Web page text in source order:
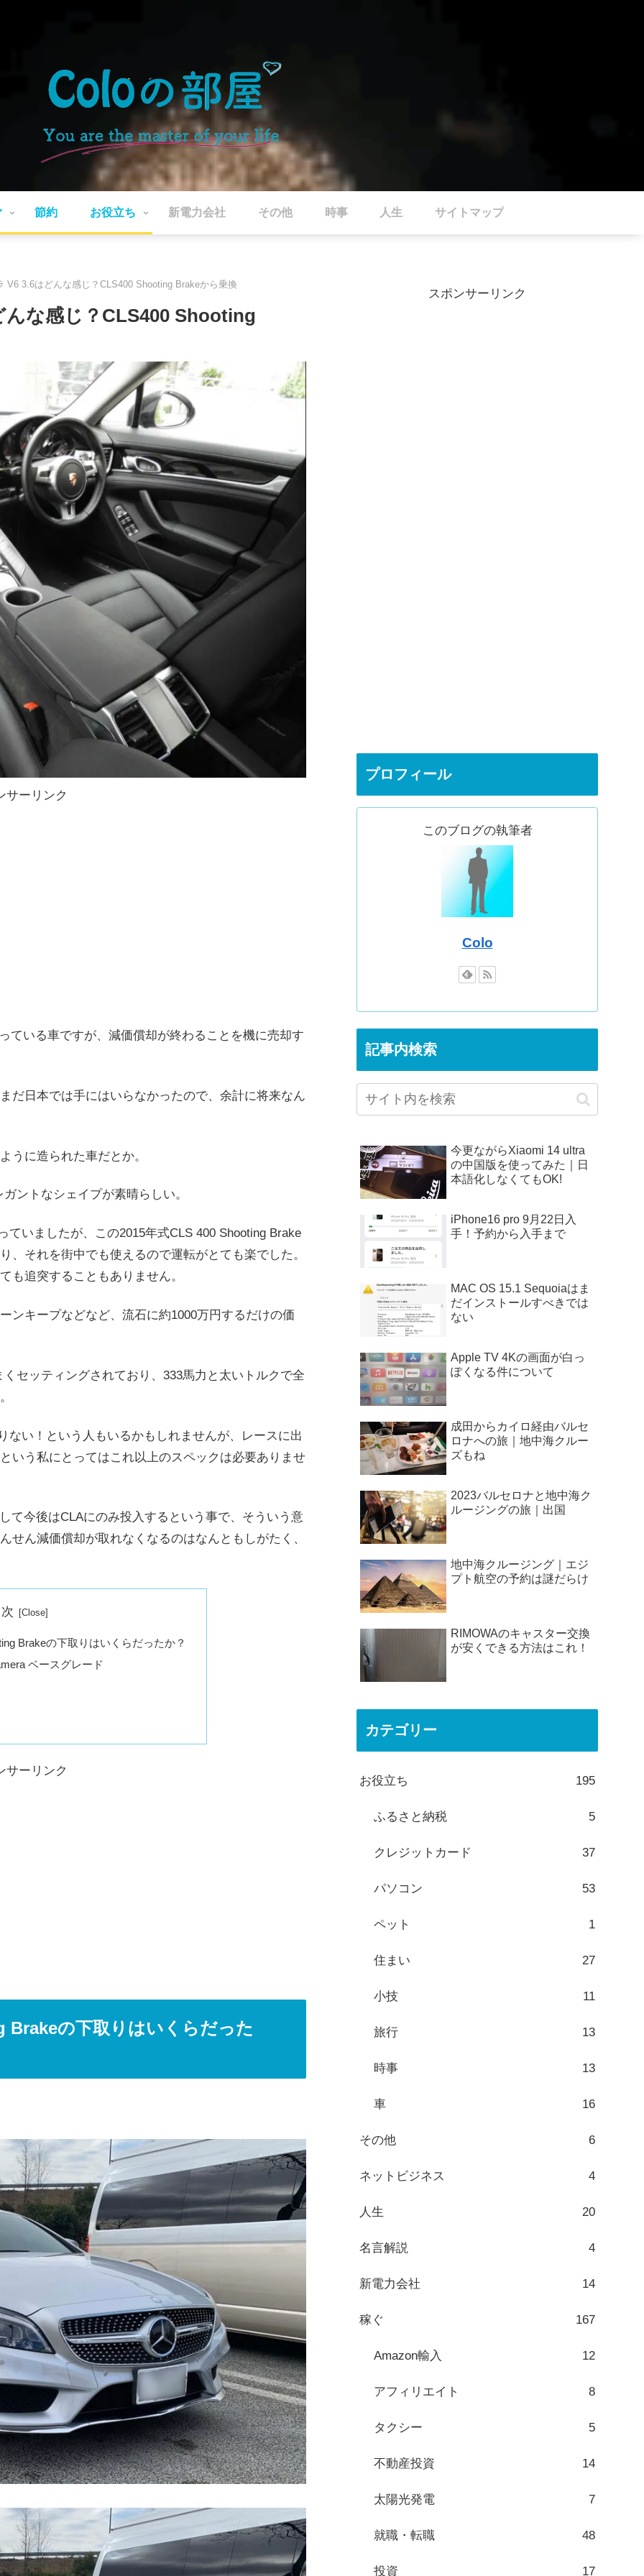
節約 お役立ち 新電力会社 その他 時事 人生 サイトマップ
V6 3.6はどんな感じ？CLS400 Shooting Brakeから乗換
な感じ？CLS400 Shooting
サーリンク
ている車ですが、減価償却が終わることを機に売却す
だ日本では手にはいらなかったので、余計に将来なん
うに造られた車だとか。
ントなシェイプが素晴らしい。
いましたが、この2015年式CLS 400 Shooting Brake
それを街中でも使えるので運転がとても楽でした。
も追突することもありません。
ンキープなどなど、流石に約1000万円するだけの価
セッティングされており、333馬力と太いトルクで全
ない！という人もいるかもしれませんが、レースに出
いう私にとってはこれ以上のスペックは必要ありませ
て今後はCLAにのみ投入するという事で、そういう意
ん減価償却が取れなくなるのはなんともしがたく、
Brakeの下取りはいくらだったか？
ベースグレード
サーリンク
Brakeの下取りはいくらだった
スポンサーリンク
プロフィール
このブログの執筆者
Colo
記事内検索
今更ながらXiaomi 14 ultra
の中国版を使ってみた｜日
本語化しなくてもOK!
iPhone16 pro 9月22日入
手！予約から入手まで
MAC OS 15.1 Sequoiaはま
だインストールすべきでは
ない
Apple TV 4Kの画面が白っ
ぽくなる件について
成田からカイロ経由バルセ
ロナへの旅｜地中海クルー
ズもね
2023バルセロナと地中海ク
ルージングの旅｜出国
地中海クルージング｜エジ
プト航空の予約は謎だらけ
RIMOWAのキャスター交換
が安くできる方法はこれ！
カテゴリー
お役立ち 195
ふるさと納税 5
クレジットカード 37
パソコン 53
ペット 1
住まい 27
小技 11
旅行 13
時事 13
車 16
その他 6
ネットビジネス 4
人生 20
名言解説 4
新電力会社 14
稼ぐ 167
Amazon輸入 12
アフィリエイト 8
タクシー 5
不動産投資 14
太陽光発電 7
就職・転職 48
投資 17